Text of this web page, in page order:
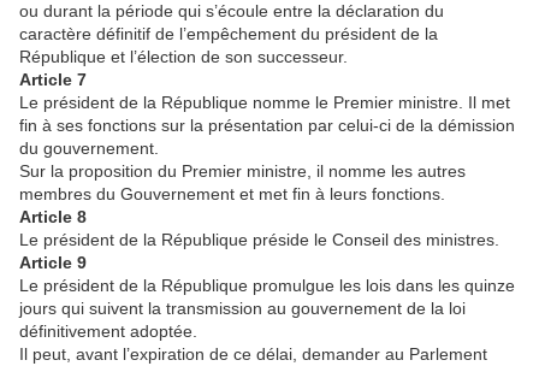
ou durant la période qui s’écoule entre la déclaration du
caractère définitif de l’empêchement du président de la
République et l’élection de son successeur.
Article 7
Le président de la République nomme le Premier ministre. Il met
fin à ses fonctions sur la présentation par celui-ci de la démission
du gouvernement.
Sur la proposition du Premier ministre, il nomme les autres
membres du Gouvernement et met fin à leurs fonctions.
Article 8
Le président de la République préside le Conseil des ministres.
Article 9
Le président de la République promulgue les lois dans les quinze
jours qui suivent la transmission au gouvernement de la loi
définitivement adoptée.
Il peut, avant l’expiration de ce délai, demander au Parlement